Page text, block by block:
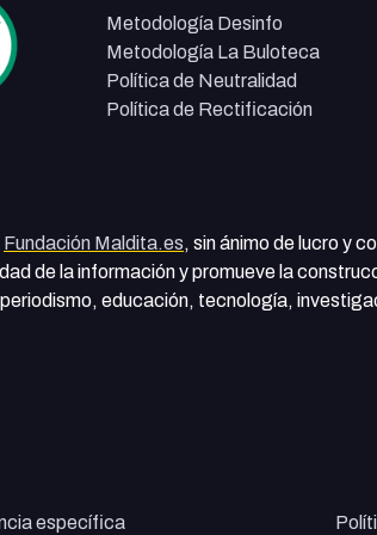
Metodología Desinfo
Metodología La Buloteca
Política de Neutralidad
Política de Rectificación
Fundación Maldita.es, sin ánimo de lucro y
de la información y promueve la
educación, tecnología,
específica